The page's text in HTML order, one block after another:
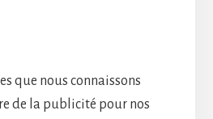
que nous connaissons
de la publicité pour nos